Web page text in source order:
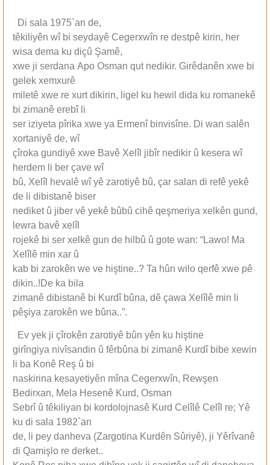
Di sala 1975`an de,
têkiliyên wî bi seydayê Cegerxwîn re destpê kirin, her
wisa dema ku diçû Şamê,
xwe ji serdana Apo Osman qut nedikir. Girêdanên xwe bi
gelek xemxurê
miletê xwe re xurt dikirin, ligel ku hewil dida ku romanekê
bi zimanê erebî li
ser iziyeta pîrika xwe ya Ermenî binvisîne. Di wan salên
xortaniyê de, wî
çîroka gundiyê xwe Bavê Xelîl jibîr nedikir û kesera wî
herdem li ber çave wî
bû, Xelîl hevalê wî yê zarotiyê bû, çar salan di refê yekê
de li dibistanê biser
nediket û jiber vê yekê bûbû cihê qeşmeriya xelkên gund,
lewra bavê xelîl
rojekê bi ser xelkê gun de hilbû û gote wan: “Lawo! Ma
Xelîlê min xar û
kab bi zarokên we ve hiştine..? Ta hûn wilo qerfê xwe pê
dikin..!De ka bila
zimanê dibistanê bi Kurdî bûna, dê çawa Xelîlê min li
pêşiya zarokên we bûna..”.
Ev yek ji çîrokên zarotiyê bûn yên ku hiştine
girîngiya nivîsandin û fêrbûna bi zimanê Kurdî bibe xewin
li ba Konê Reş û bi
naskirina kesayetiyên mîna Cegerxwîn, Rewşen
Bedirxan, Mela Hesenê Kurd, Osman
Sebrî û têkiliyan bi kordolojnasê Kurd Celîlê Celîl re; Yê
ku di sala 1982`an
de, li pey danheva (Zargotina Kurdên Sûriyê), ji Yêrîvanê
di Qamişlo re derket..